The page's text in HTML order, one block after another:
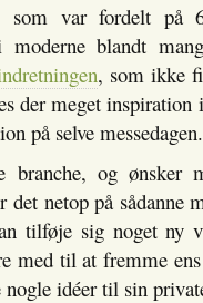
som var fordelt på
blandt
, som ikke
der meget
på selve messedagen.
branche, og ønsker
netop på sådanne
tilføje sig noget ny
med til at fremme
idéer til sin